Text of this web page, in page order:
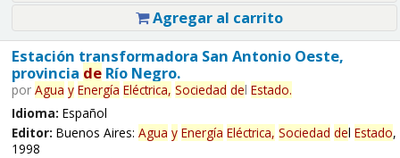
Agregar al carrito
Estación transformadora San Antonio Oeste,
provincia deRío Negro.
por Agua y Energía Eléctrica, Sociedad del Estado.
Idioma: Español
Editor: Buenos Aires: Agua y Energía Eléctrica, Sociedad del Estado,
1998